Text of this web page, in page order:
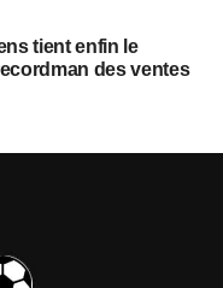
tient enfin le
des ventes